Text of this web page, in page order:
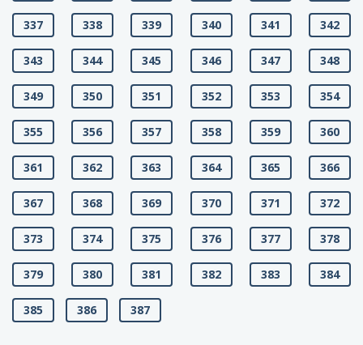
337 338 339 340 341 342
343 344 345 346 347 348
349 350 351 352 353 354
355 356 357 358 359 360
361 362 363 364 365 366
367 368 369 370 371 372
373 374 375 376 377 378
379 380 381 382 383 384
385 386 387